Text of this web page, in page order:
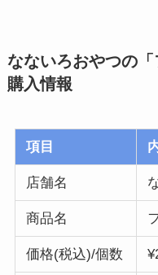
なないろおやつの「
購入情報
項目
店舗名
商品名
価格(税込)/個数